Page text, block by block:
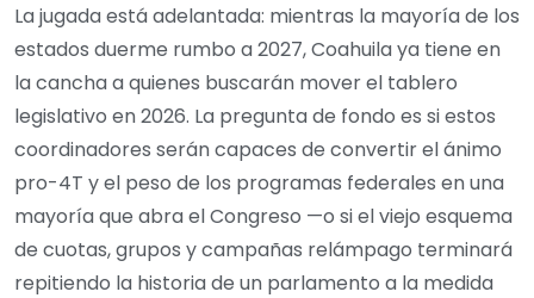
La jugada está adelantada: mientras la mayoría de los
estados duerme rumbo a 2027, Coahuila ya tiene en
la cancha a quienes buscarán mover el tablero
legislativo en 2026. La pregunta de fondo es si estos
coordinadores serán capaces de convertir el ánimo
pro-4T y el peso de los programas federales en una
mayoría que abra el Congreso —o si el viejo esquema
de cuotas, grupos y campañas relámpago terminará
repitiendo la historia de un parlamento a la medida